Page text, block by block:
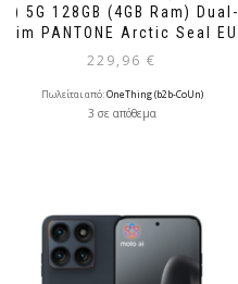
2) 5G 128GB (4GB Ram) Dual-
Sim PANTONE Arctic Seal EU
229,96 €
Πωλείται από:OneThing (b2b-CoUn)
3 σε απόθεμα